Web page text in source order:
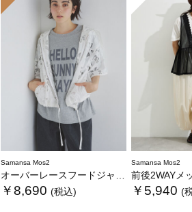
Samansa Mos2
オーバーレースフードジャケット
￥8,690 (税込)
Samansa Mos2
前後2WAYメッ
￥5,940 (